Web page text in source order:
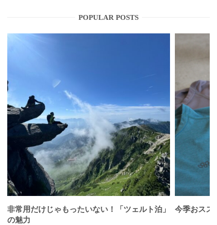
POPULAR POSTS
非常用だけじゃもったいない！「ツェルト泊」
の魅力
今季おスス